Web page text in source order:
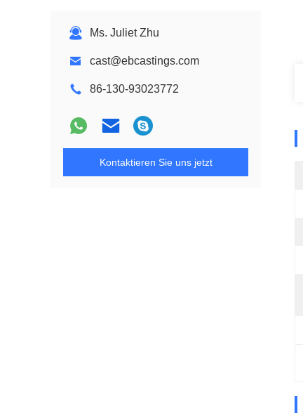
Ms. Juliet Zhu
cast@ebcastings.com
86-130-93023772
Kontaktieren Sie uns jetzt